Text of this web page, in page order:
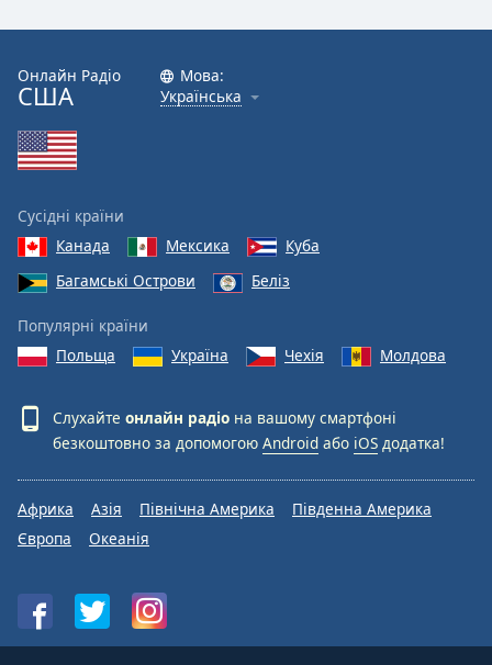
Онлайн Радіо
США
Мова:
Українська
Сусідні країни
Канада
Мексика
Куба
Багамські Острови
Беліз
Популярні країни
Польща
Україна Чехія Молдова
Слухайте онлайн радіо на вашому смартфоні
безкоштовно за допомогою Android або iOS додатка!
Африка Азія Північна Америка
Південна Америка
Європа
Океанія